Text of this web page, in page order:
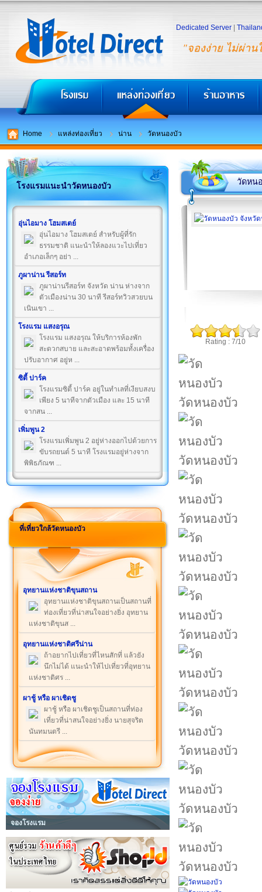
"จองง่าย ไม่ผ่าน
Dedicated Server
Home แหล่งท่องเที่ยว น่าน วัดหนองบัว
โรงแรมแนะนำวัดหนองบัว
อุ่นไอมาง โฮมสเตย์
อุ่นไอมาง โฮมสเตย์ สำหรับผู้ที่รัก
ธรรมชาติ แนะนำให้ลองแวะไปเที่ยว
อำเภอเล็กๆ อย่า ...
ภูผาน่าน รีสอร์ท
ภูผาน่านรีสอร์ท จังหวัด น่าน ห่างจาก
ตัวเมืองน่าน 30 นาที รีสอร์ทวิวสวยบน
เนินเขา ...
โรงแรม แสงอรุณ
โรงแรม แสงอรุณ ให้บริการห้องพัก
สะดวกสบาย และสะอาดพร้อมทั้งเครื่อง
ปรับอากาศ อยู่ห ...
ซิตี้ ปาร์ค
โรงแรมซิตี้ ปาร์ค อยู่ในทำเลที่เงียบสงบ
เพียง 5 นาทีจากตัวเมือง และ 15 นาที
จากสน ...
เพิ่มพูน 2
โรงแรมเพิ่มพูน 2 อยู่ห่างออกไปด้วยการ
ขับรถยนต์ 5 นาที โรงแรมอยู่ห่างจาก
พิพิธภัณฑ ...
ที่เที่ยวใกล้วัดหนองบัว
อุทยานแห่งชาติขุนสถาน
อุทยานแห่งชาติขุนสถานเป็นสถานที่
ท่องเที่ยวที่น่าสนใจอย่างยิ่ง อุทยาน
แห่งชาติขุนส ...
อุทยานแห่งชาติศรีน่าน
ถ้าอยากไปเที่ยวที่ไหนสักที่ แล้วยัง
นึกไม่ได้ แนะนำให้ไปเที่ยวที่อุทยาน
แห่งชาติศร ...
ผาชู้ หรือ ผาเชิดชู
ผาชู้ หรือ ผาเชิดชูเป็นสถานที่ท่อง
เที่ยวที่น่าสนใจอย่างยิ่ง นายสุจริต
นันทมนตรี ...
จองโรงแรม
วัดหน
Rating : 7/10
วัดหนองบัว
วัดหนองบัว
วัดหนองบัว
วัดหนองบัว
วัดหนองบัว
วัดหนองบัว
วัดหนองบัว
วัดหนองบัว
วัดหนองบัว